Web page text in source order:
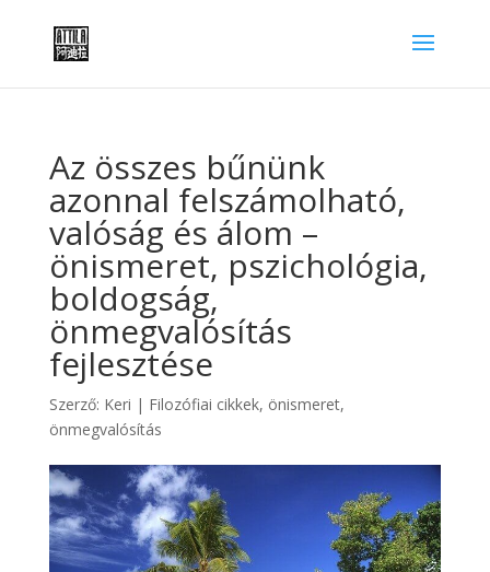
Az összes bűnünk
azonnal felszámolható,
valóság és álom –
önismeret, pszichológia,
boldogság,
önmegvalósítás
fejlesztése
Szerző: Keri | Filozófiai cikkek, önismeret,
önmegvalósítás